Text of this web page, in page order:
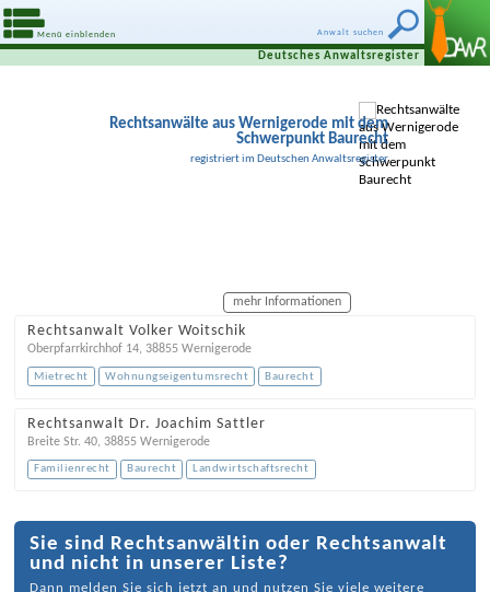
Anwalt suchen
Menü einblenden
Deutsches Anwaltsregister
Rechtsanwälte aus Wernigerode mit dem
Schwerpunkt Baurecht
registriert im Deutschen Anwaltsregister
mehr Informationen
Rechtsanwalt Volker Woitschik
Oberpfarrkirchhof 14, 38855 Wernigerode
Mietrecht Wohnungseigentumsrecht Baurecht
Rechtsanwalt Dr. Joachim Sattler
Breite Str. 40, 38855 Wernigerode
Familienrecht Baurecht Landwirtschaftsrecht
Sie sind Rechtsanwältin oder Rechtsanwalt
und nicht in unserer Liste?
Dann melden Sie sich jetzt an und nutzen Sie viele weitere